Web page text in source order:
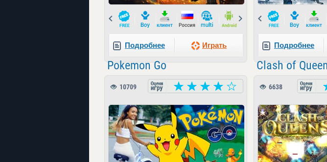
Prev
Подробнее Играть
Prev
Подробнее
Pokemon Go
10709
Clash of
6638